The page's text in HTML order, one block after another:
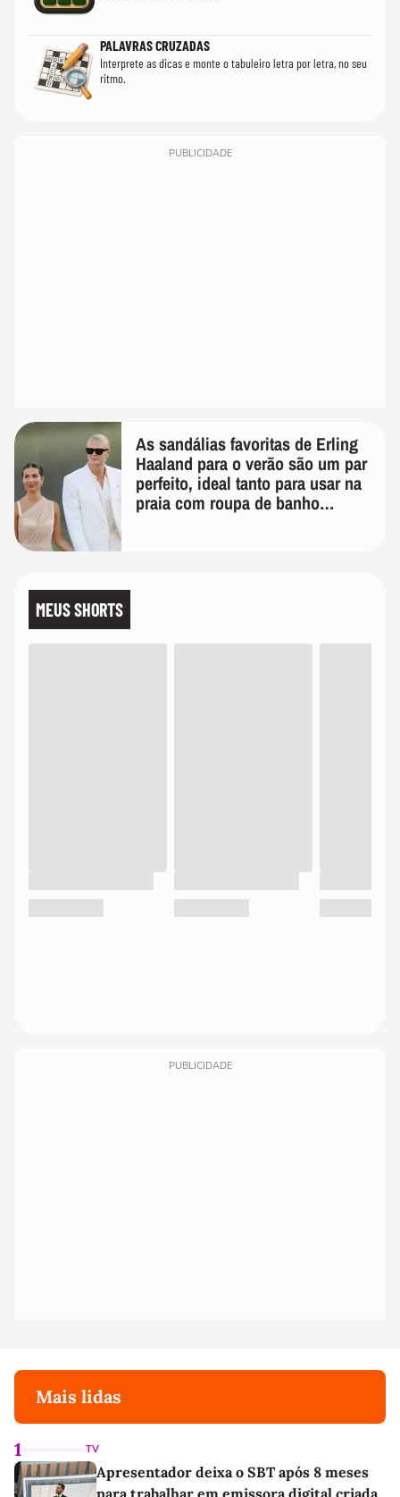
PALAVRAS CRUZADAS
Interprete as dicas e monte o tabuleiro letra por letra, no seu
ritmo.
PUBLICIDADE
As sandálias favoritas de Erling
Haaland para o verão são um par
perfeito, ideal tanto para usar na
praia com roupa de banho
MEUS SHORTS
PUBLICIDADE
Mais lidas
1 TV
Apresentador deixa o SBT após 8 meses
para trabalhar em emissora digital criada